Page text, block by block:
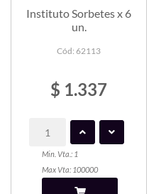
Instituto Sorbetes x 6
un.
Cód: 62113
$ 1.337
Min. Vta.: 1
Max Vta: 100000